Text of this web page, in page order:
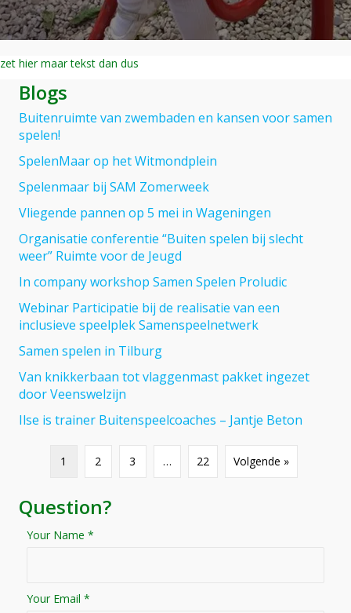
zet hier maar tekst dan dus
Blogs
Buitenruimte van zwembaden en kansen voor samen
spelen!
SpelenMaar op het Witmondplein
Spelenmaar bij SAM Zomerweek
Vliegende pannen op 5 mei in Wageningen
Organisatie conferentie “Buiten spelen bij slecht
weer” Ruimte voor de Jeugd
In company workshop Samen Spelen Proludic
Webinar Participatie bij de realisatie van een
inclusieve speelplek Samenspeelnetwerk
Samen spelen in Tilburg
Van knikkerbaan tot vlaggenmast pakket ingezet
door Veenswelzijn
Ilse is trainer Buitenspeelcoaches – Jantje Beton
1 2 3 … 22 Volgende »
Question?
Your Name *
Your Email *